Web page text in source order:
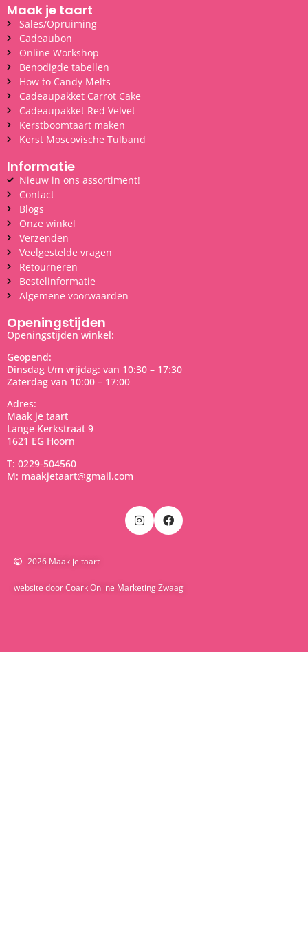
Maak je taart
Sales/Opruiming
Cadeaubon
Online Workshop
Benodigde tabellen
How to Candy Melts
Cadeaupakket Carrot Cake
Cadeaupakket Red Velvet
Kerstboomtaart maken
Kerst Moscovische Tulband
Informatie
Nieuw in ons assortiment!
Contact
Blogs
Onze winkel
Verzenden
Veelgestelde vragen
Retourneren
Bestelinformatie
Algemene voorwaarden
Openingstijden
Openingstijden winkel:
Geopend:
Dinsdag t/m vrijdag: van 10:30 – 17:30
Zaterdag van 10:00 – 17:00
Adres:
Maak je taart
Lange Kerkstraat 9
1621 EG Hoorn
T: 0229-504560
M: maakjetaart@gmail.com
2026 Maak je taart
website door Coark Online Marketing Zwaag